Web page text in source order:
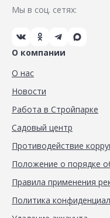
Мы в соц. сетях:
О компании
О нас
Новости
Работа в Стройпарке
Садовый центр
Противодействие
Положение о порядке
Правила применения
Политика